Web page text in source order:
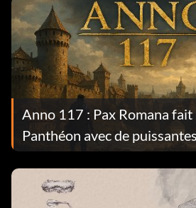
Anno 117 : Pax Romana
Panthéon avec de
permanentes